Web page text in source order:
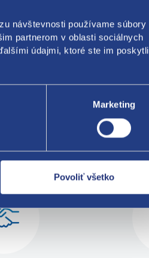
návštevnosti používame súbory
partnerom v oblasti sociálnych
údajmi, ktoré ste im poskytli
Marketing
Povoliť všetko
ručíme!